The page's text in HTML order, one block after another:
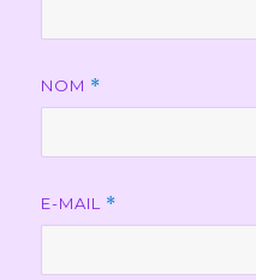
NOM *
E-MAIL *